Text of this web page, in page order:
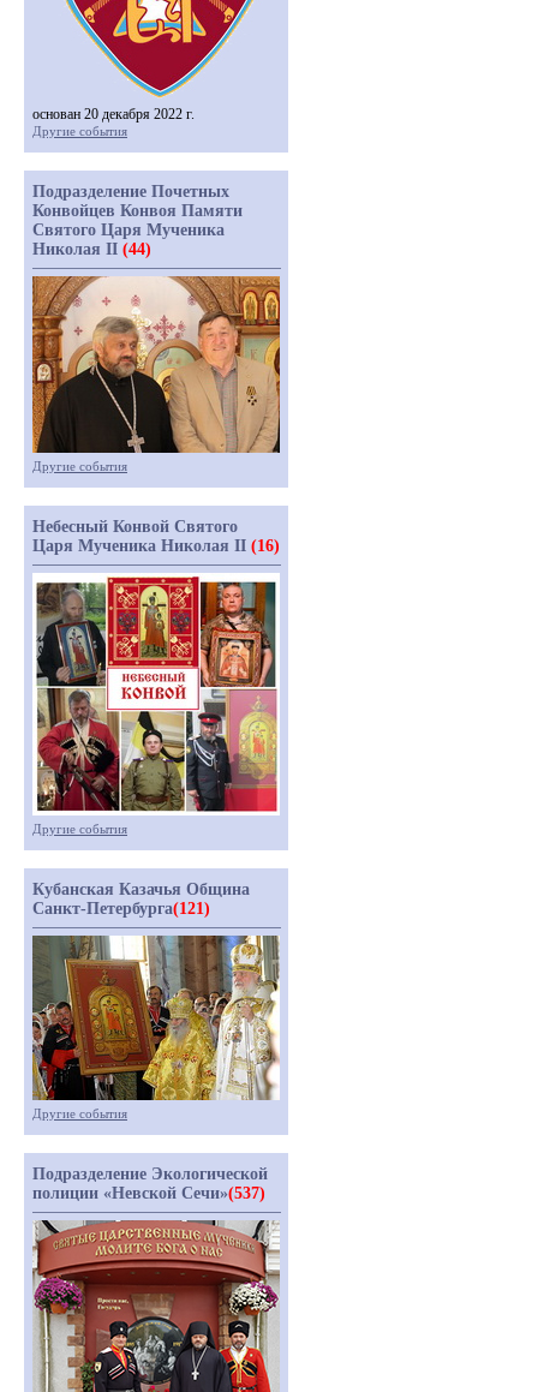
основан 20 декабря 2022 г.
Другие события
Подразделение Почетных
Конвойцев Конвоя Памяти
Святого Царя Мученика
Николая II (44)
Другие события
Небесный Конвой Святого
Царя Мученика Николая II (16)
Другие события
Кубанская Казачья Община
Санкт-Петербурга(121)
Другие события
Подразделение Экологической
полиции «Невской Сечи»(537)